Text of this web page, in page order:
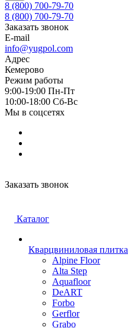
8 (800) 700-79-70
8 (800) 700-79-70
Заказать звонок
E-mail
info@yugpol.com
Адрес
Кемерово
Режим работы
9:00-19:00 Пн-Пт
10:00-18:00 Cб-Вс
Мы в соцсетях
Заказать звонок
Каталог
Кварцвиниловая плитка
Alpine Floor
Alta Step
Aquafloor
DeART
Forbo
Gerflor
Grabo